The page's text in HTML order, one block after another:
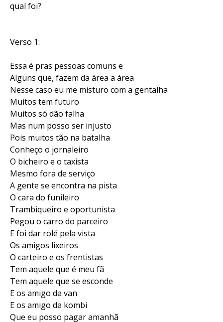
qual foi?
Verso 1:
Essa é pras pessoas comuns e
Alguns que, fazem da área a área
Nesse caso eu me misturo com a gentalha
Muitos tem futuro
Muitos só dão falha
Mas num posso ser injusto
Pois muitos tão na batalha
Conheço o jornaleiro
O bicheiro e o taxista
Mesmo fora de serviço
A gente se encontra na pista
O cara do funileiro
Trambiqueiro e oportunista
Pegou o carro do parceiro
E foi dar rolé pela vista
Os amigos lixeiros
O carteiro e os frentistas
Tem aquele que é meu fã
Tem aquele que se esconde
E os amigo da van
E os amigo da kombi
Que eu posso pagar amanhã